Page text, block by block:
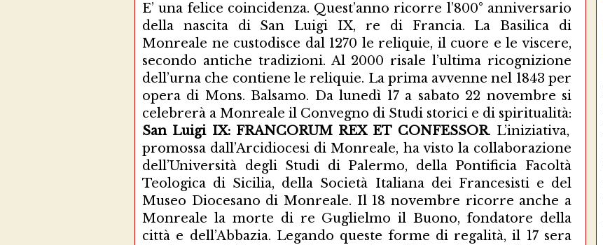
E’ una felice coincidenza. Quest’anno ricorre l’800° anniversario
della nascita di San Luigi IX, re di Francia. La Basilica di
Monreale ne custodisce dal 1270 le reliquie, il cuore e le viscere,
secondo antiche tradizioni. Al 2000 risale l’ultima ricognizione
dell’urna che contiene le reliquie. La prima avvenne nel 1843 per
opera di Mons. Balsamo. Da lunedì 17 a sabato 22 novembre si
celebrerà a Monreale il Convegno di Studi storici e di spiritualità:
San Luigi IX: FRANCORUM REX ET CONFESSOR. L’iniziativa,
promossa dall’Arcidiocesi di Monreale, ha visto la collaborazione
dell’Università degli Studi di Palermo, della Pontificia Facoltà
Teologica di Sicilia, della Società Italiana dei Francesisti e del
Museo Diocesano di Monreale. Il 18 novembre ricorre anche a
Monreale la morte di re Guglielmo il Buono, fondatore della
città e dell’Abbazia. Legando queste forme di regalità, il 17 sera